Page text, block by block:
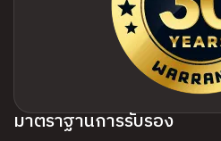
มาตราฐานการรับรอง